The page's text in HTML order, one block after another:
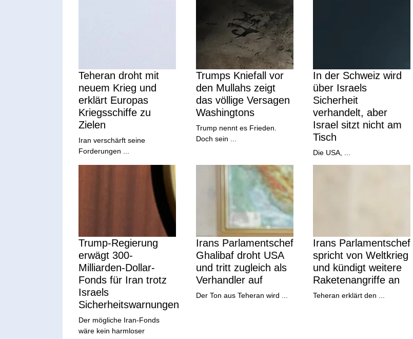
Teheran droht mit
neuem Krieg und
erklärt Europas
Kriegsschiffe zu
Zielen
Iran verschärft seine
Forderungen ...
Trumps Kniefall vor
den Mullahs zeigt
das völlige Versagen
Washingtons
Trump nennt es Frieden.
Doch sein ...
In der Schweiz wird
über Israels
Sicherheit
verhandelt, aber
Israel sitzt nicht am
Tisch
Die USA, ...
Trump-Regierung
erwägt 300-
Milliarden-Dollar-
Fonds für Iran trotz
Israels
Sicherheitswarnungen
Der mögliche Iran-Fonds
wäre kein harmloser
Irans Parlamentschef
Ghalibaf droht USA
und tritt zugleich als
Verhandler auf
Der Ton aus Teheran wird ...
Irans Parlamentschef
spricht von Weltkrieg
und kündigt weitere
Raketenangriffe an
Teheran erklärt den ...